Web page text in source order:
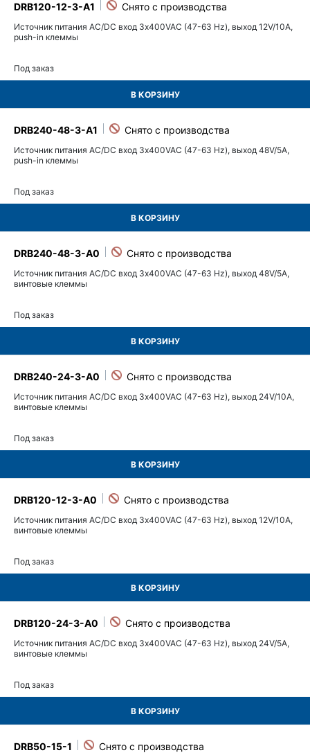
DRB120-12-3-A1
Источник питания AC/DC вход 3х400VAC (47-63 Hz), выход 12V/10A,
push-in клеммы
Под заказ
В КОРЗИНУ
DRB240-48-3-A1
Источник питания AC/DC вход 3х400VAC (47-63 Hz), выход 48V/5A,
push-in клеммы
Под заказ
В КОРЗИНУ
DRB240-48-3-A0
Источник питания AC/DC вход 3х400VAC (47-63 Hz), выход 48V/5A,
винтовые клеммы
Под заказ
В КОРЗИНУ
DRB240-24-3-A0
Источник питания AC/DC вход 3х400VAC (47-63 Hz), выход 24V/10A,
винтовые клеммы
Под заказ
В КОРЗИНУ
DRB120-12-3-A0
Источник питания AC/DC вход 3х400VAC (47-63 Hz), выход 12V/10A,
винтовые клеммы
Под заказ
В КОРЗИНУ
DRB120-24-3-A0
Источник питания AC/DC вход 3х400VAC (47-63 Hz), выход 24V/5A,
винтовые клеммы
Под заказ
В КОРЗИНУ
DRB50-15-1